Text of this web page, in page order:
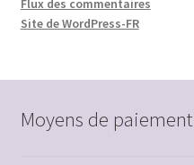
Flux des commentaires
Site de WordPress-FR
Moyens de paiement